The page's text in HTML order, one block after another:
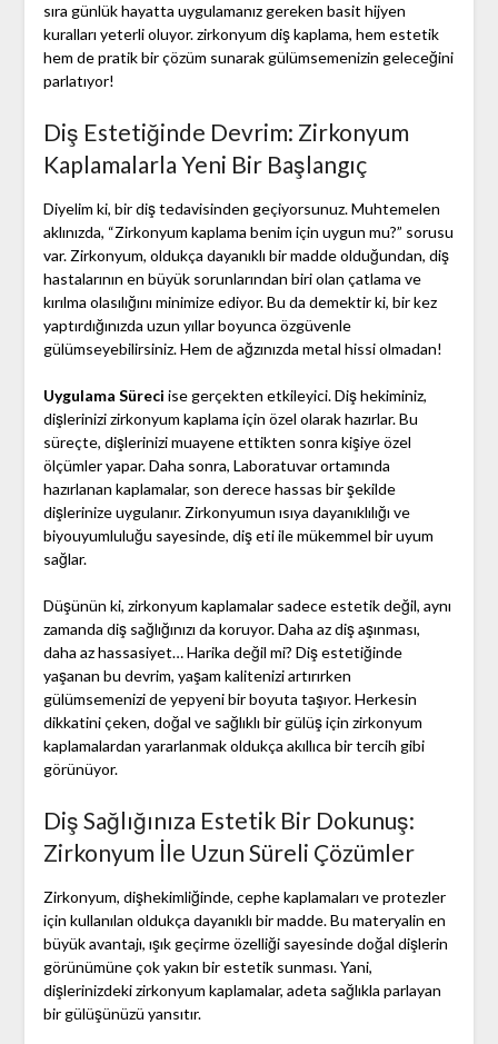
sıra günlük hayatta uygulamanız gereken basit hijyen
kuralları yeterli oluyor. zirkonyum diş kaplama, hem estetik
hem de pratik bir çözüm sunarak gülümsemenizin geleceğini
parlatıyor!
Diş Estetiğinde Devrim: Zirkonyum
Kaplamalarla Yeni Bir Başlangıç
Diyelim ki, bir diş tedavisinden geçiyorsunuz. Muhtemelen
aklınızda, “Zirkonyum kaplama benim için uygun mu?” sorusu
var. Zirkonyum, oldukça dayanıklı bir madde olduğundan, diş
hastalarının en büyük sorunlarından biri olan çatlama ve
kırılma olasılığını minimize ediyor. Bu da demektir ki, bir kez
yaptırdığınızda uzun yıllar boyunca özgüvenle
gülümseyebilirsiniz. Hem de ağzınızda metal hissi olmadan!
Uygulama Süreci ise gerçekten etkileyici. Diş hekiminiz,
dişlerinizi zirkonyum kaplama için özel olarak hazırlar. Bu
süreçte, dişlerinizi muayene ettikten sonra kişiye özel
ölçümler yapar. Daha sonra, Laboratuvar ortamında
hazırlanan kaplamalar, son derece hassas bir şekilde
dişlerinize uygulanır. Zirkonyumun ısıya dayanıklılığı ve
biyouyumluluğu sayesinde, diş eti ile mükemmel bir uyum
sağlar.
Düşünün ki, zirkonyum kaplamalar sadece estetik değil, aynı
zamanda diş sağlığınızı da koruyor. Daha az diş aşınması,
daha az hassasiyet… Harika değil mi? Diş estetiğinde
yaşanan bu devrim, yaşam kalitenizi artırırken
gülümsemenizi de yepyeni bir boyuta taşıyor. Herkesin
dikkatini çeken, doğal ve sağlıklı bir gülüş için zirkonyum
kaplamalardan yararlanmak oldukça akıllıca bir tercih gibi
görünüyor.
Diş Sağlığınıza Estetik Bir Dokunuş:
Zirkonyum İle Uzun Süreli Çözümler
Zirkonyum, dişhekimliğinde, cephe kaplamaları ve protezler
için kullanılan oldukça dayanıklı bir madde. Bu materyalin en
büyük avantajı, ışık geçirme özelliği sayesinde doğal dişlerin
görünümüne çok yakın bir estetik sunması. Yani,
dişlerinizdeki zirkonyum kaplamalar, adeta sağlıkla parlayan
bir gülüşünüzü yansıtır.